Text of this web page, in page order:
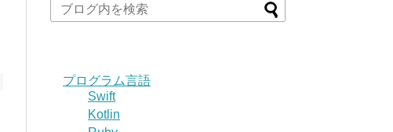
プログラム言語
Swift
Kotlin